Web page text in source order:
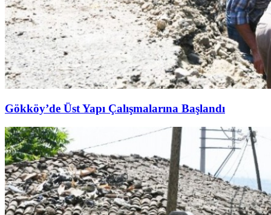
Gökköy’de Üst Yapı Çalışmalarına Başlandı